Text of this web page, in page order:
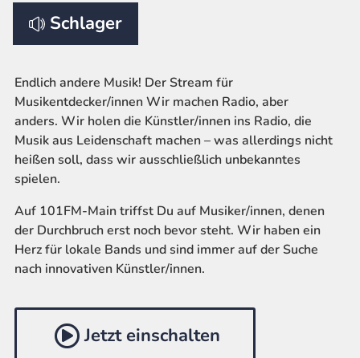
Schlager
Endlich andere Musik! Der Stream für
Musikentdecker/innen Wir machen Radio, aber
anders. Wir holen die Künstler/innen ins Radio, die
Musik aus Leidenschaft machen – was allerdings nicht
heißen soll, dass wir ausschließlich unbekanntes
spielen.
Auf 101FM-Main triffst Du auf Musiker/innen, denen
der Durchbruch erst noch bevor steht. Wir haben ein
Herz für lokale Bands und sind immer auf der Suche
nach innovativen Künstler/innen.
Jetzt einschalten